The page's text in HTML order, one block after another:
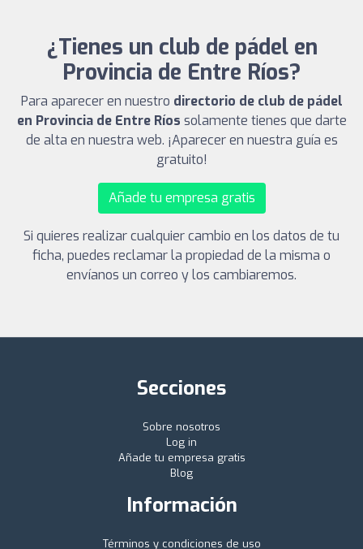
¿Tienes un club de pádel en
Provincia de Entre Ríos?
Para aparecer en nuestro directorio de club de pádel
en Provincia de Entre Ríos solamente tienes que darte
de alta en nuestra web. ¡Aparecer en nuestra guía es
gratuito!
Añade tu empresa gratis
Si quieres realizar cualquier cambio en los datos de tu
ficha, puedes reclamar la propiedad de la misma o
envíanos un correo y los cambiaremos.
Secciones
Sobre nosotros
Log in
Añade tu empresa gratis
Blog
Información
Términos y condiciones de uso